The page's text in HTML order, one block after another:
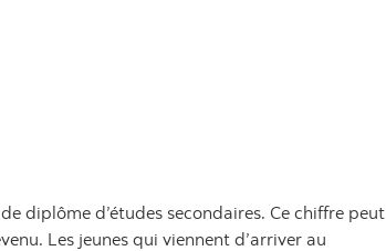
diplôme d’études secondaires. Ce chiffre peut
Les jeunes qui viennent d’arriver au